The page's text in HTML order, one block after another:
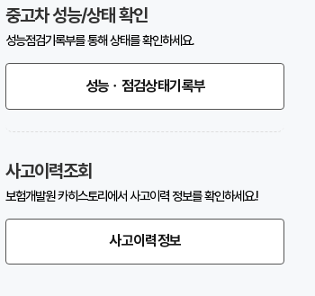
중고차 성능/상태 확인
성능점검기록부를 통해 상태를 확인하세요.
성능ㆍ점검상태기록부
사고이력조회
보험개발원 카히스토리에서 사고이력 정보를 확인하세요.!
사고이력정보